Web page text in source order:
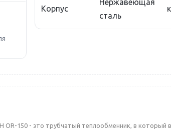
Корпус
Нержавеющая
сталь
150 - это трубчатый теплообменник, в который